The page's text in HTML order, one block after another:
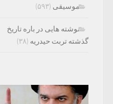
موسیقی (۵۹۳)
نوشته هایی در باره تاریخ
گذشته تربت حیدریه (۳۸)